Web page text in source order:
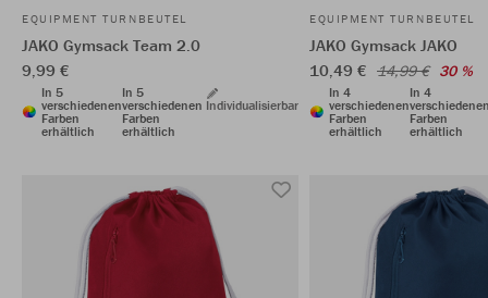
EQUIPMENT TURNBEUTEL
JAKO Gymsack Team 2.0
9,99 €
In 5
verschiedenen
Farben
erhältlich
In 5
verschiedenen
Farben
erhältlich
Individualisierbar
EQUIPMENT TURNBEUTEL
JAKO Gymsack JAKO
10,49 € 14,99 € 30 %
In 4
verschiedenen
Farben
erhältlich
In 4
Farben
erhältlich